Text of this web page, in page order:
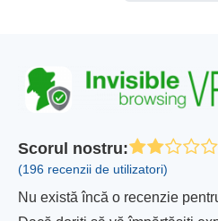
Scorul nostru:
(196 recenzii de utilizatori)
Nu există încă o recenzie